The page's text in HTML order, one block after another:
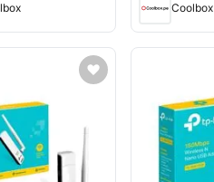
Coolbox